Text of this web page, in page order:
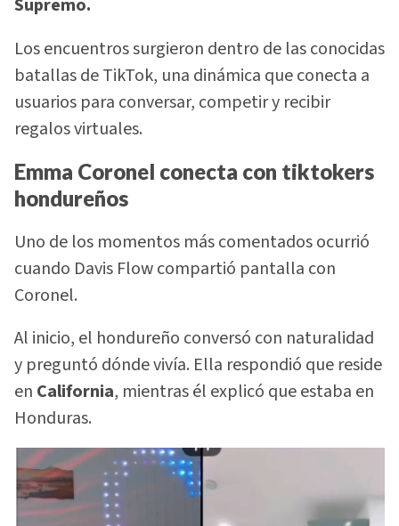
Supremo.
Los encuentros surgieron dentro de las conocidas
batallas de TikTok, una dinámica que conecta a
usuarios para conversar, competir y recibir
regalos virtuales.
Emma Coronel conecta con tiktokers
hondureños
Uno de los momentos más comentados ocurrió
cuando Davis Flow compartió pantalla con
Coronel.
Al inicio, el hondureño conversó con naturalidad
y preguntó dónde vivía. Ella respondió que reside
en California, mientras él explicó que estaba en
Honduras.